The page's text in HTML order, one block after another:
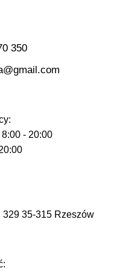
350
- 20:00
329 35-315 Rzeszów